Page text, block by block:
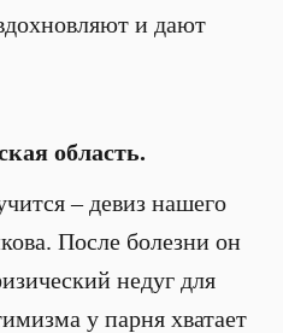
и дают
область.
– девиз нашего
После болезни он
недуг для
у парня хватает